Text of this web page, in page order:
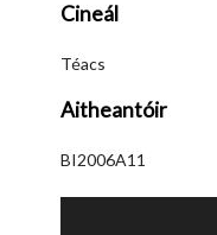
Cineál
Téacs
Aitheantóir
BI2006A11